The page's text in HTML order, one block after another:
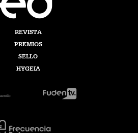
REVISTA
PREMIOS
SELLO
HYGEIA